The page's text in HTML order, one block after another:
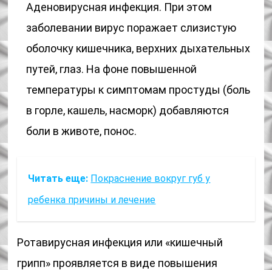
Аденовирусная инфекция. При этом
заболевании вирус поражает слизистую
оболочку кишечника, верхних дыхательных
путей, глаз. На фоне повышенной
температуры к симптомам простуды (боль
в горле, кашель, насморк) добавляются
боли в животе, понос.
Читать еще: Покраснение вокруг губ у
ребенка причины и лечение
Ротавирусная инфекция или «кишечный
грипп» проявляется в виде повышения